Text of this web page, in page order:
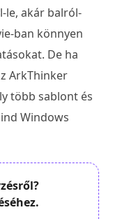
le, akár balról-
ban könnyen
De ha
ArkThinker
több sablont és
Windows